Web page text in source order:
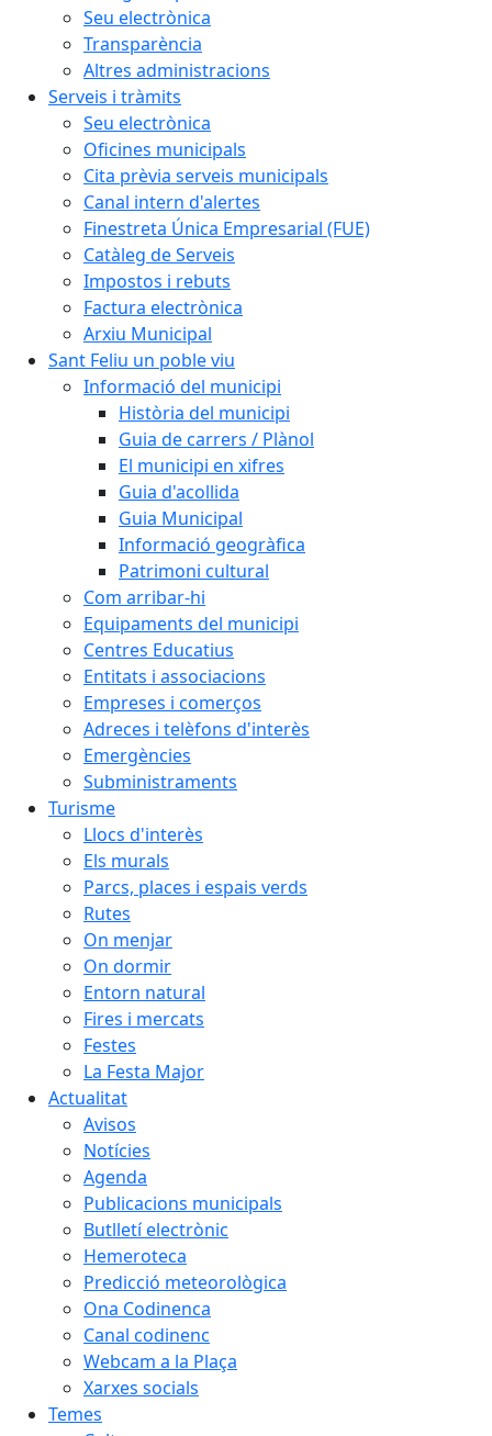
Seu electrònica
Transparència
Altres administracions
Serveis i tràmits
Seu electrònica
Oficines municipals
Cita prèvia serveis municipals
Canal intern d'alertes
Finestreta Única Empresarial (FUE)
Catàleg de Serveis
Impostos i rebuts
Factura electrònica
Arxiu Municipal
Sant Feliu un poble viu
Informació del municipi
Història del municipi
Guia de carrers / Plànol
El municipi en xifres
Guia d'acollida
Guia Municipal
Informació geogràfica
Patrimoni cultural
Com arribar-hi
Equipaments del municipi
Centres Educatius
Entitats i associacions
Empreses i comerços
Adreces i telèfons d'interès
Emergències
Subministraments
Turisme
Llocs d'interès
Els murals
Parcs, places i espais verds
Rutes
On menjar
On dormir
Entorn natural
Fires i mercats
Festes
La Festa Major
Actualitat
Avisos
Notícies
Agenda
Publicacions municipals
Butlletí electrònic
Hemeroteca
Predicció meteorològica
Ona Codinenca
Canal codinenc
Webcam a la Plaça
Xarxes socials
Temes